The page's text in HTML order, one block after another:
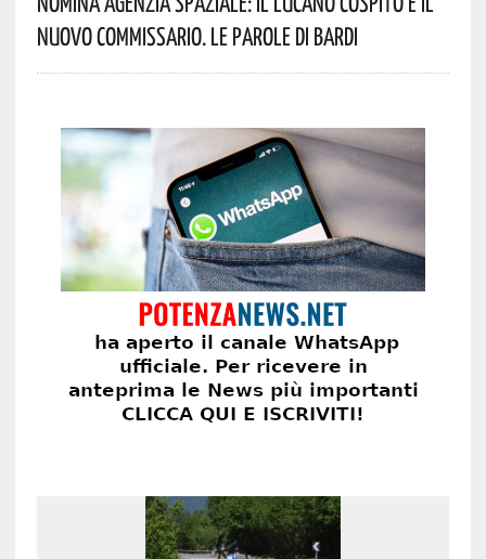
Nuovo Commissario. Le Parole Di Bardi